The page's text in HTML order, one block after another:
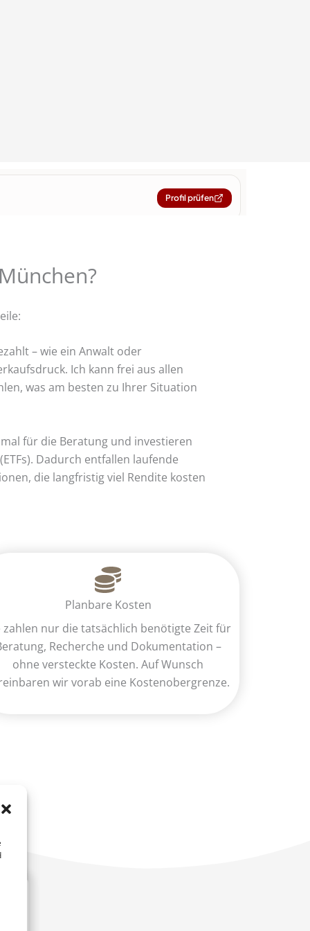
– wie ein Anwalt oder
Ich kann frei aus allen
was am besten zu Ihrer Situation
für die Beratung und investieren
Dadurch entfallen laufende
die langfristig viel Rendite kosten
Planbare Kosten
zahlen nur die tatsächlich benötigte Zeit für
Recherche und Dokumentation –
ohne versteckte Kosten. Auf Wunsch
wir vorab eine Kostenobergrenze.